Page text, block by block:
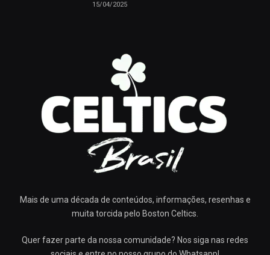
15/04/2025
Mais de uma década de conteúdos, informações, resenhas e
muita torcida pelo Boston Celtics.
Quer fazer parte da nossa comunidade? Nos siga nas redes